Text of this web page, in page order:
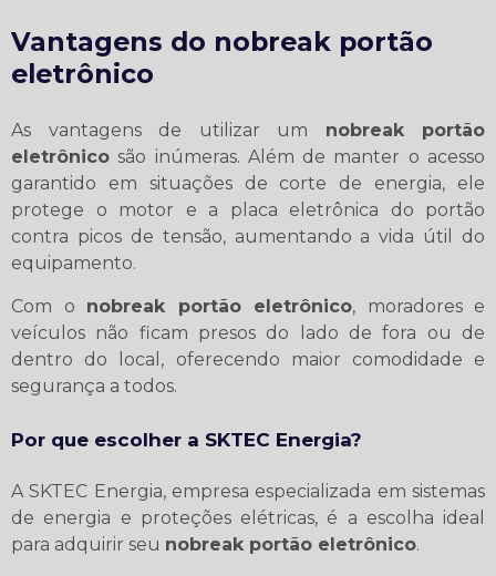
Vantagens do nobreak portão
eletrônico
As vantagens de utilizar um nobreak portão
eletrônico são inúmeras. Além de manter o acesso
garantido em situações de corte de energia, ele
protege o motor e a placa eletrônica do portão
contra picos de tensão, aumentando a vida útil do
equipamento.
Com o nobreak portão eletrônico, moradores e
veículos não ficam presos do lado de fora ou de
dentro do local, oferecendo maior comodidade e
segurança a todos.
Por que escolher a SKTEC Energia?
A SKTEC Energia, empresa especializada em sistemas
de energia e proteções elétricas, é a escolha ideal
para adquirir seu nobreak portão eletrônico.